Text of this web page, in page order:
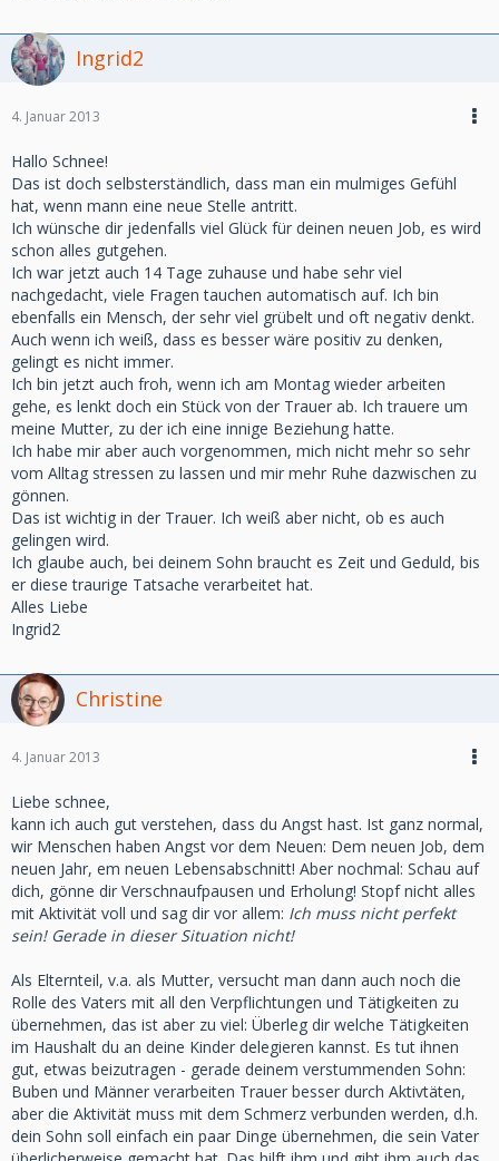
Ingrid2
4. Januar 2013
Hallo Schnee!
Das ist doch selbsterständlich, dass man ein mulmiges Gefühl
hat, wenn mann eine neue Stelle antritt.
Ich wünsche dir jedenfalls viel Glück für deinen neuen Job, es wird
schon alles gutgehen.
Ich war jetzt auch 14 Tage zuhause und habe sehr viel
nachgedacht, viele Fragen tauchen automatisch auf. Ich bin
ebenfalls ein Mensch, der sehr viel grübelt und oft negativ denkt.
Auch wenn ich weiß, dass es besser wäre positiv zu denken,
gelingt es nicht immer.
Ich bin jetzt auch froh, wenn ich am Montag wieder arbeiten
gehe, es lenkt doch ein Stück von der Trauer ab. Ich trauere um
meine Mutter, zu der ich eine innige Beziehung hatte.
Ich habe mir aber auch vorgenommen, mich nicht mehr so sehr
vom Alltag stressen zu lassen und mir mehr Ruhe dazwischen zu
gönnen.
Das ist wichtig in der Trauer. Ich weiß aber nicht, ob es auch
gelingen wird.
Ich glaube auch, bei deinem Sohn braucht es Zeit und Geduld, bis
er diese traurige Tatsache verarbeitet hat.
Alles Liebe
Ingrid2
Christine
4. Januar 2013
Liebe schnee,
kann ich auch gut verstehen, dass du Angst hast. Ist ganz normal,
wir Menschen haben Angst vor dem Neuen: Dem neuen Job, dem
neuen Jahr, em neuen Lebensabschnitt! Aber nochmal: Schau auf
dich, gönne dir Verschnaufpausen und Erholung! Stopf nicht alles
mit Aktivität voll und sag dir vor allem: Ich muss nicht perfekt
sein! Gerade in dieser Situation nicht!
Als Elternteil, v.a. als Mutter, versucht man dann auch noch die
Rolle des Vaters mit all den Verpflichtungen und Tätigkeiten zu
übernehmen, das ist aber zu viel: Überleg dir welche Tätigkeiten
im Haushalt du an deine Kinder delegieren kannst. Es tut ihnen
gut, etwas beizutragen - gerade deinem verstummenden Sohn:
Buben und Männer verarbeiten Trauer besser durch Aktivtäten,
aber die Aktivität muss mit dem Schmerz verbunden werden, d.h.
dein Sohn soll einfach ein paar Dinge übernehmen, die sein Vater